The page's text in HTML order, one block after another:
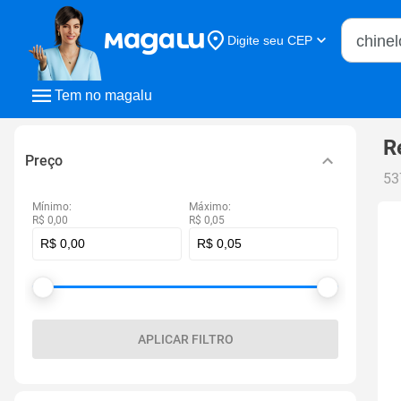
Tem no magalu
Digite seu CEP
Buscar
Preço
Mínimo:
R$ 0,00
Máximo:
R$ 0,05
APLICAR FILTRO